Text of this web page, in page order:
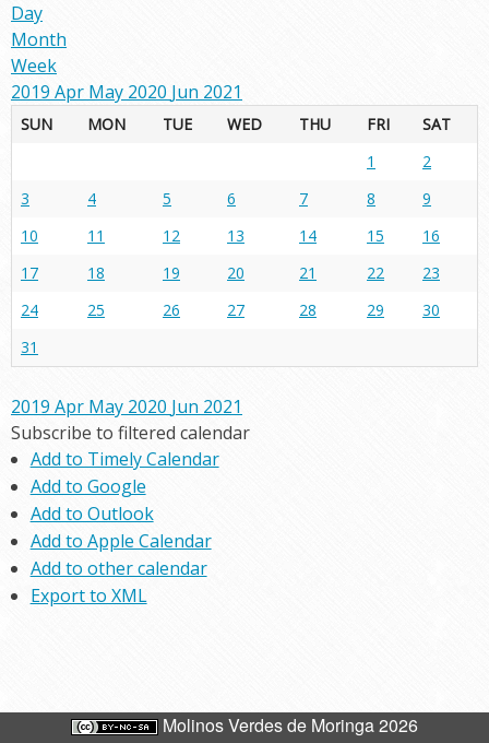
Day
Month
Week
2019 Apr May 2020 Jun 2021
SUN MON TUE WED THU FRI
SAT
1
2
3
4 5 6 7 8
9
10
11 12 13 14 15
16
17
18 19 20 21 22
23
24
25 26 27 28 29
30
31
2019 Apr May 2020 Jun 2021
Subscribe to filtered calendar
Add to Timely Calendar
Add to Google
Add to Outlook
Add to Apple Calendar
Add to other calendar
Export to XML
Molinos Verdes de Moringa 2026